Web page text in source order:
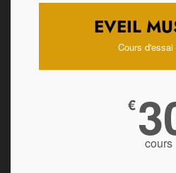
EVEIL
Cours d'essai
€
cours